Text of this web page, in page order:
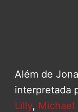
Além de
interpretada
Lilly, Michael